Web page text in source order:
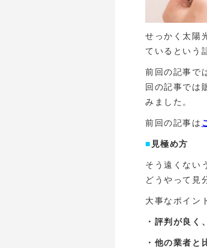
せっかく太陽
ているという
前回の記事で
回の記事では
みました。
前回の記事は
■ 見極め方
そう遠くない
どうやって見
大事なポイン
・評判が良く
・他の業者と